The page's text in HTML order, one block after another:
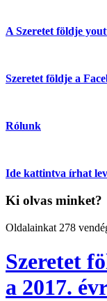
A Szeretet földje
Szeretet földje a
Rólunk
Ide kattintva írhat
Ki olvas minket?
Oldalainkat 278
Szeretet
a 2017.